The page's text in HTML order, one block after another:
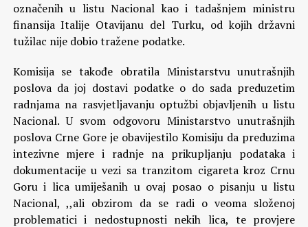
označenih u listu Nacional kao i tadašnjem ministru
finansija Italije Otavijanu del Turku, od kojih državni
tužilac nije dobio tražene podatke.
Komisija se takođe obratila Ministarstvu unutrašnjih
poslova da joj dostavi podatke o do sada preduzetim
radnjama na rasvjetljavanju optužbi objavljenih u listu
Nacional. U svom odgovoru Ministarstvo unutrašnjih
poslova Crne Gore je obavijestilo Komisiju da preduzima
intezivne mjere i radnje na prikupljanju podataka i
dokumentacije u vezi sa tranzitom cigareta kroz Crnu
Goru i lica umiješanih u ovaj posao o pisanju u listu
Nacional, ,,ali obzirom da se radi o veoma složenoj
problematici i nedostupnosti nekih lica, te provjere